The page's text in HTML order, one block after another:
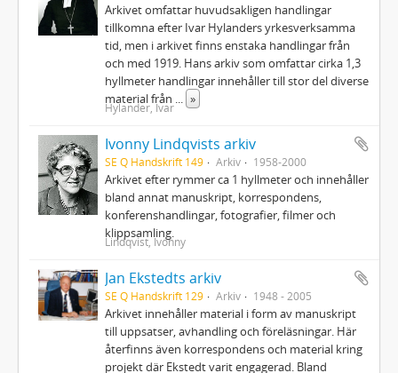
Arkivet omfattar huvudsakligen handlingar
tillkomna efter Ivar Hylanders yrkesverksamma
tid, men i arkivet finns enstaka handlingar från
och med 1919. Hans arkiv som omfattar cirka 1,3
hyllmeter handlingar innehåller till stor del diverse
material från
»
Hylander, Ivar
Ivonny Lindqvists arkiv
SE Q Handskrift 149 Arkiv 1958-2000
Arkivet efter rymmer ca 1 hyllmeter och innehåller
bland annat manuskript, korrespondens,
konferenshandlingar, fotografier, filmer och
klippsamling.
Lindqvist, Ivonny
Jan Ekstedts arkiv
SE Q Handskrift 129 Arkiv 1948 - 2005
Arkivet innehåller material i form av manuskript
till uppsatser, avhandling och föreläsningar. Här
återfinns även korrespondens och material kring
projekt där Ekstedt varit engagerad. Bland